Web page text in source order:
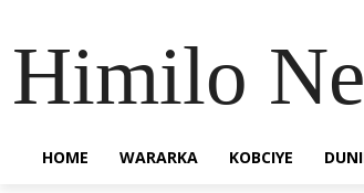
Himilo
HOME WARARKA KOBCIYE